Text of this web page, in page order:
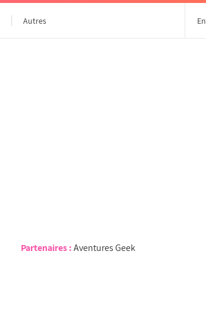
Autres En
Partenaires :Aventures Geek